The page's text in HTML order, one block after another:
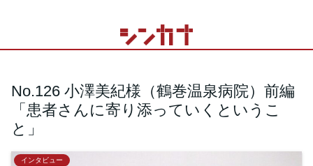
No.126 小澤美紀様（鶴巻温泉病院）前編
「患者さんに寄り添っていくというこ
と」
インタビュー